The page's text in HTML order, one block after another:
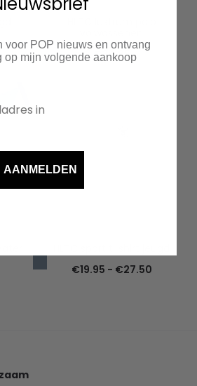
€34.95
€19.95 - €27.50
voor POP nieuws en ontvang
op mijn volgende aankoop
AANMELDEN